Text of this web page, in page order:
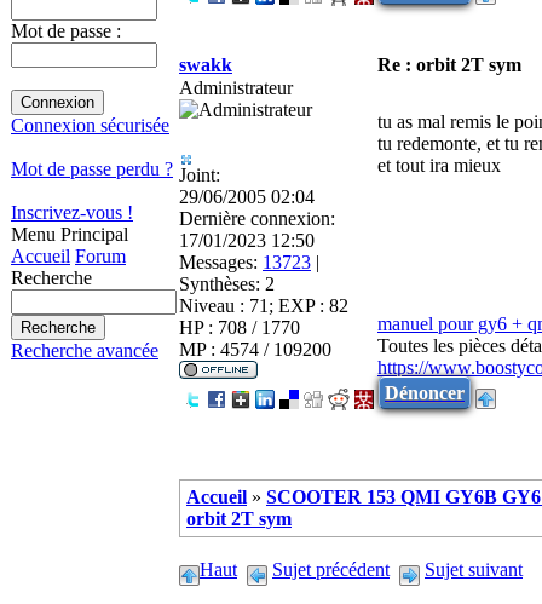
Mot de passe :
Connexion sécurisée
Mot de passe perdu ?
Inscrivez-vous !
Menu Principal
Accueil Forum
Recherche
Recherche avancée
swakk
Re : orbit 2T sym
Administrateur
Joint:
29/06/2005 02:04
Dernière connexion:
17/01/2023 12:50
Messages: 13723 |
Synthèses: 2
Niveau : 71; EXP : 82
HP : 708 / 1770
MP : 4574 / 109200
tu as mal remis le
tu redemonte, et tu
et tout ira mieux
manuel pour gy6 +
Toutes les pièces
https://
Dénoncer
Accueil » SCOOTER 153 QMI GY6B
orbit 2T sym
Haut Sujet précédent Sujet suivant